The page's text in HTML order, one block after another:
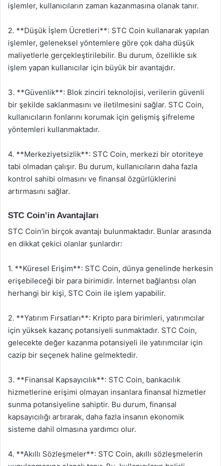
işlemler, kullanıcıların zaman kazanmasına olanak tanır.
2. **Düşük İşlem Ücretleri**: STC Coin kullanarak yapılan
işlemler, geleneksel yöntemlere göre çok daha düşük
maliyetlerle gerçekleştirilebilir. Bu durum, özellikle sık
işlem yapan kullanıcılar için büyük bir avantajdır.
3. **Güvenlik**: Blok zinciri teknolojisi, verilerin güvenli
bir şekilde saklanmasını ve iletilmesini sağlar. STC Coin,
kullanıcıların fonlarını korumak için gelişmiş şifreleme
yöntemleri kullanmaktadır.
4. **Merkeziyetsizlik**: STC Coin, merkezi bir otoriteye
tabi olmadan çalışır. Bu durum, kullanıcıların daha fazla
kontrol sahibi olmasını ve finansal özgürlüklerini
artırmasını sağlar.
STC Coin’in Avantajları
STC Coin’in birçok avantajı bulunmaktadır. Bunlar arasında
en dikkat çekici olanlar şunlardır:
1. **Küresel Erişim**: STC Coin, dünya genelinde herkesin
erişebileceği bir para birimidir. İnternet bağlantısı olan
herhangi bir kişi, STC Coin ile işlem yapabilir.
2. **Yatırım Fırsatları**: Kripto para birimleri, yatırımcılar
için yüksek kazanç potansiyeli sunmaktadır. STC Coin,
gelecekte değer kazanma potansiyeli ile yatırımcılar için
cazip bir seçenek haline gelmektedir.
3. **Finansal Kapsayıcılık**: STC Coin, bankacılık
hizmetlerine erişimi olmayan insanlara finansal hizmetler
sunma potansiyeline sahiptir. Bu durum, finansal
kapsayıcılığı artırarak, daha fazla insanın ekonomik
sisteme dahil olmasına yardımcı olur.
4. **Akıllı Sözleşmeler**: STC Coin, akıllı sözleşmelerin